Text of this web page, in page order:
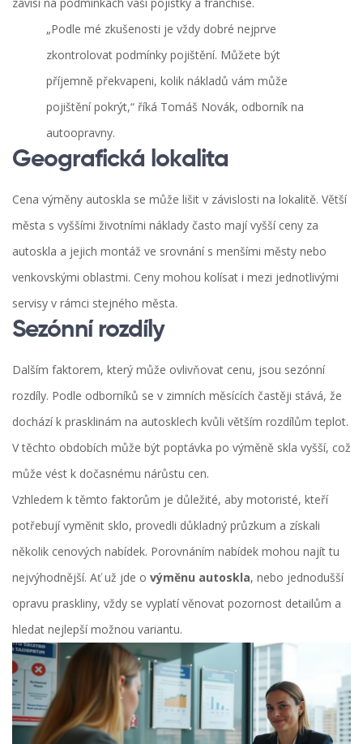
„Podle mé zkušenosti je vždy dobré nejprve
zkontrolovat podmínky pojištění. Můžete být
příjemně překvapeni, kolik nákladů vám může
pojištění pokrýt,“ říká Tomáš Novák, odborník na
autoopravny.
Geografická lokalita
Cena výměny autoskla se může lišit v závislosti na lokalitě. Větší
města s vyššími životními náklady často mají vyšší ceny za
autoskla a jejich montáž ve srovnání s menšími městy nebo
venkovskými oblastmi. Ceny mohou kolísat i mezi jednotlivými
servisy v rámci stejného města.
Sezónní rozdíly
Dalším faktorem, který může ovlivňovat cenu, jsou sezónní
rozdíly. Podle odborníků se v zimních měsících častěji stává, že
dochází k prasklinám na autosklech kvůli větším rozdílům teplot.
V těchto obdobích může být poptávka po výměně skla vyšší, což
může vést k dočasnému nárůstu cen.
Vzhledem k těmto faktorům je důležité, aby motoristé, kteří
potřebují vyměnit sklo, provedli důkladný průzkum a získali
několik cenových nabídek. Porovnáním nabídek mohou najít tu
nejvýhodnější. Ať už jde o výměnu autoskla, nebo jednodušší
opravu praskliny, vždy se vyplatí věnovat pozornost detailům a
hledat nejlepší možnou variantu.